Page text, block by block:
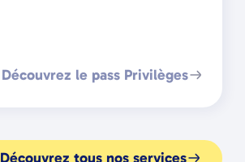
Découvrez le pass Privilèges
Découvrez tous nos services